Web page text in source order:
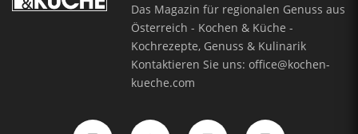
Das Magazin für regionalen Genuss aus
Österreich - Kochen & Küche -
Kochrezepte, Genuss & Kulinarik
Kontaktieren Sie uns:office@kochen-
kueche.com